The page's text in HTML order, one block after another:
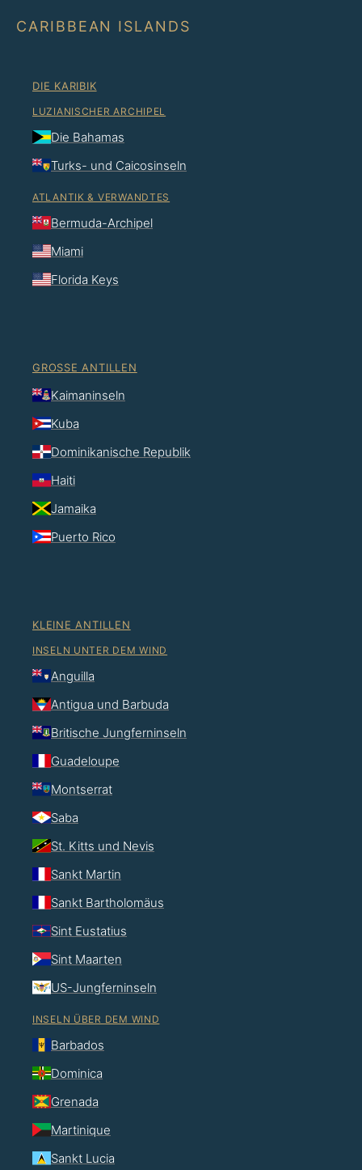
CARIBBEAN ISLANDS
DIE KARIBIK
LUZIANISCHER ARCHIPEL
Die Bahamas
Turks- und Caicosinseln
ATLANTIK & VERWANDTES
Bermuda-Archipel
Miami
Florida Keys
GROSSE ANTILLEN
Kaimaninseln
Kuba
Dominikanische Republik
Haiti
Jamaika
Puerto Rico
KLEINE ANTILLEN
INSELN UNTER DEM WIND
Anguilla
Antigua und Barbuda
Britische Jungferninseln
Guadeloupe
Montserrat
Saba
St. Kitts und Nevis
Sankt Martin
Sankt Bartholomäus
Sint Eustatius
Sint Maarten
US-Jungferninseln
INSELN ÜBER DEM WIND
Barbados
Dominica
Grenada
Martinique
Sankt Lucia